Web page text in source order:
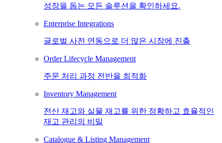
성장을 돕는 모든 솔루션을 확인하세요.
Enterprise Integrations
글로벌 사전 연동으로 더 많은 시장에 진출
Order Lifecycle Management
주문 처리 과정 전반을 최적화
Inventory Management
전산 재고와 실물 재고를 위한 정확하고 효율적인
재고 관리의 비밀
Catalogue & Listing Management